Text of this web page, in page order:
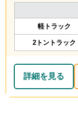
軽トラック
2トントラック
詳細を見る